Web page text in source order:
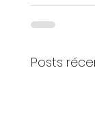
Posts